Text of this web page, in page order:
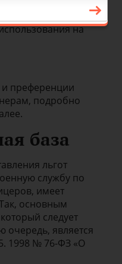
с этим льготы.
знают об их
на
преференции
подробно
база
льгот
службу по
имеет
основным
следует
очередь, является
1998 № 76-ФЗ «О